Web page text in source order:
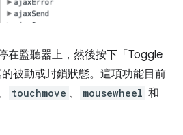
在監聽器上，然後按下「Toggle
的被動或封鎖狀態。這項功能目前
、 touchmove 、 mousewheel 和